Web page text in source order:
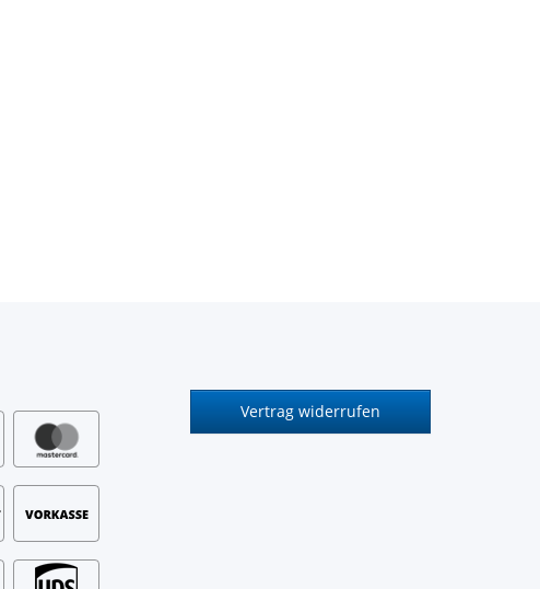
Vertrag widerrufen